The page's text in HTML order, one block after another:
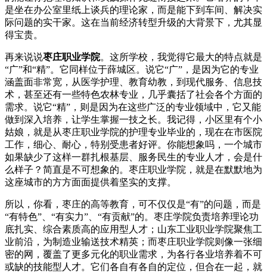
是坐在办公室里纸上谈兵的理论家，而是能下到车间、解决实
际问题的实干家。这在当前经济转型升级的大背景下，尤其显
得宝贵。
再来说说枣庄职业学院。这所学校，我觉得它最大的特点就是
“广”和“精”。它同样位于薛城区。说它“广”，是因为它的专业
涵盖面非常宽，从医学护理、教育幼教，到现代服务、信息技
术，甚至还有一些特色农林专业，几乎囊括了社会各个方面的
需求。说它“精”，则是因为在这些广泛的专业领域中，它又能
做到深入培养，让学生掌握一技之长。我记得，小区里有个小
姑娘，就是从枣庄职业学院的护理专业毕业的，现在在市医院
工作，细心、耐心，特别受患者好评。你能想象吗，一个城市
如果缺少了这样一群扎根基层、服务民生的专业人才，会是什
么样子？简直是不可想象的。枣庄职业学院，就是在默默地为
这座城市的方方面面提供着坚实的支撑。
所以，你看，枣庄的高等教育，可不仅仅是“有”的问题，而是
“有特色”、“有实力”、“有贡献”的。枣庄学院负责培养理论功
底扎实、综合素质高的应用型人才；山东工业职业学院聚焦工
业前沿，为制造业输送技术精英；而枣庄职业学院则像一张细
密的网，覆盖了更多元化的职业需求，为各行各业培养着不可
或缺的技能型人才。它们各自有各自的定位，但合在一起，就